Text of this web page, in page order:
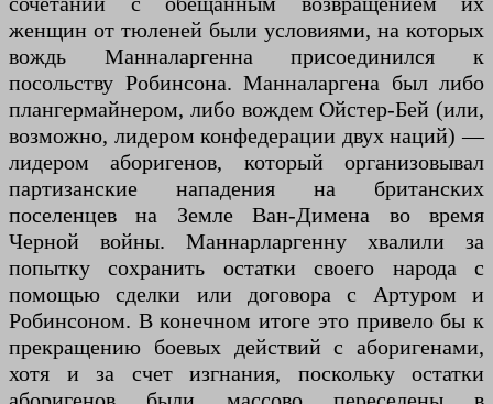
женщин от тюленей были условиями, на которых
вождь Манналаргенна присоединился к
посольству Робинсона. Манналаргена был либо
плангермайнером, либо вождем Ойстер-Бей (или,
возможно, лидером конфедерации двух наций) —
лидером аборигенов, который организовывал
партизанские нападения на британских
поселенцев на Земле Ван-Димена во время
Черной войны. Маннарларгенну хвалили за
попытку сохранить остатки своего народа с
помощью сделки или договора с Артуром и
Робинсоном. В конечном итоге это привело бы к
прекращению боевых действий с аборигенами,
хотя и за счет изгнания, поскольку остатки